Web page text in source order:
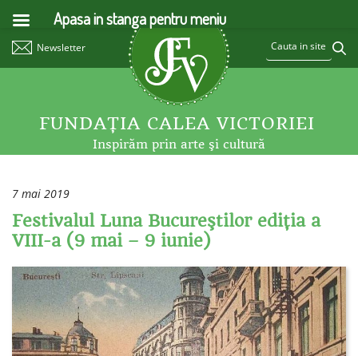
Newsletter
FUNDAŢIA CALEA VICTORIEI
Inspirăm prin arte şi cultură
7 mai 2019
Festivalul Luna Bucureştilor ediţia a
VIII-a (9 mai – 9 iunie)
Apasa in stanga pentru meniu